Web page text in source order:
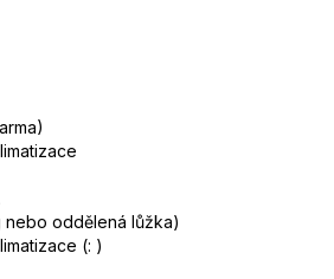
nebo oddělená lůžka)
(: )